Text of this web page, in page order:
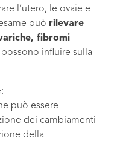
l’utero, le ovaie e
può rilevare
fibromi
influire sulla
può essere
dei cambiamenti
della